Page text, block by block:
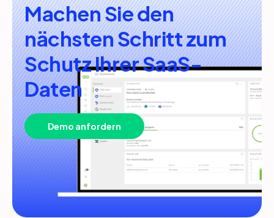
Machen Sie den
nächsten Schritt zum
Schutz Ihrer SaaS-
Daten
Demo anfordern